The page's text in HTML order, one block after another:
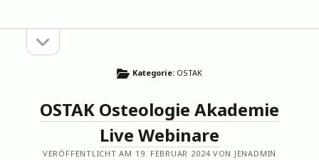
Sidebaröffnen
Kategorie: OSTAK
OSTAK Osteologie Akademie
Live Webinare
VERÖFFENTLICHT AM 19. FEBRUAR 2024 VON JENADMIN